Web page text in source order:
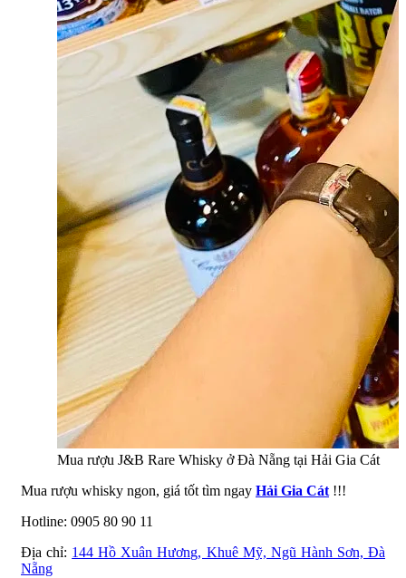
Mua rượu J&B Rare Whisky ở Đà Nẵng tại Hải Gia Cát
Mua rượu whisky ngon, giá tốt tìm ngay Hải Gia Cát !!!
Hotline: 0905 80 90 11
Địa chỉ: 144 Hồ Xuân Hương, Khuê Mỹ, Ngũ Hành Sơn, Đà
Nẵng